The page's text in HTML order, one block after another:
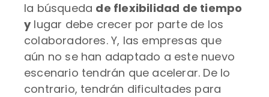
la búsqueda de flexibilidad de tiempo
ylugar debe crecer por parte de los
colaboradores. Y, las empresas que
aún no se han adaptado a este nuevo
escenario tendrán que acelerar. De lo
contrario, tendrán dificultades para